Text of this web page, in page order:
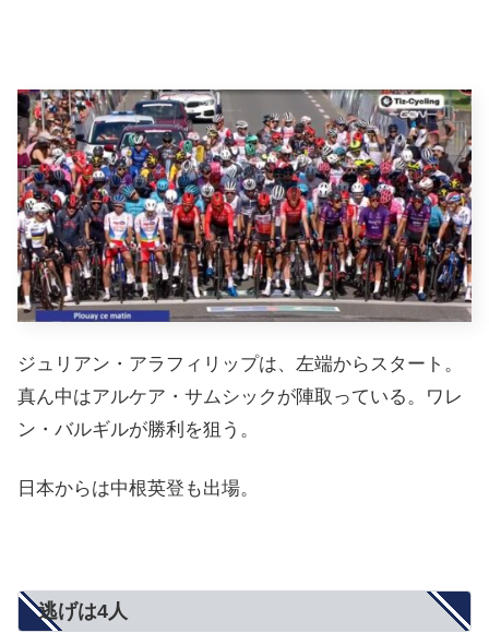
ジュリアン・アラフィリップは、左端からスタート。
真ん中はアルケア・サムシックが陣取っている。ワレ
ン・バルギルが勝利を狙う。
日本からは中根英登も出場。
逃げは4人